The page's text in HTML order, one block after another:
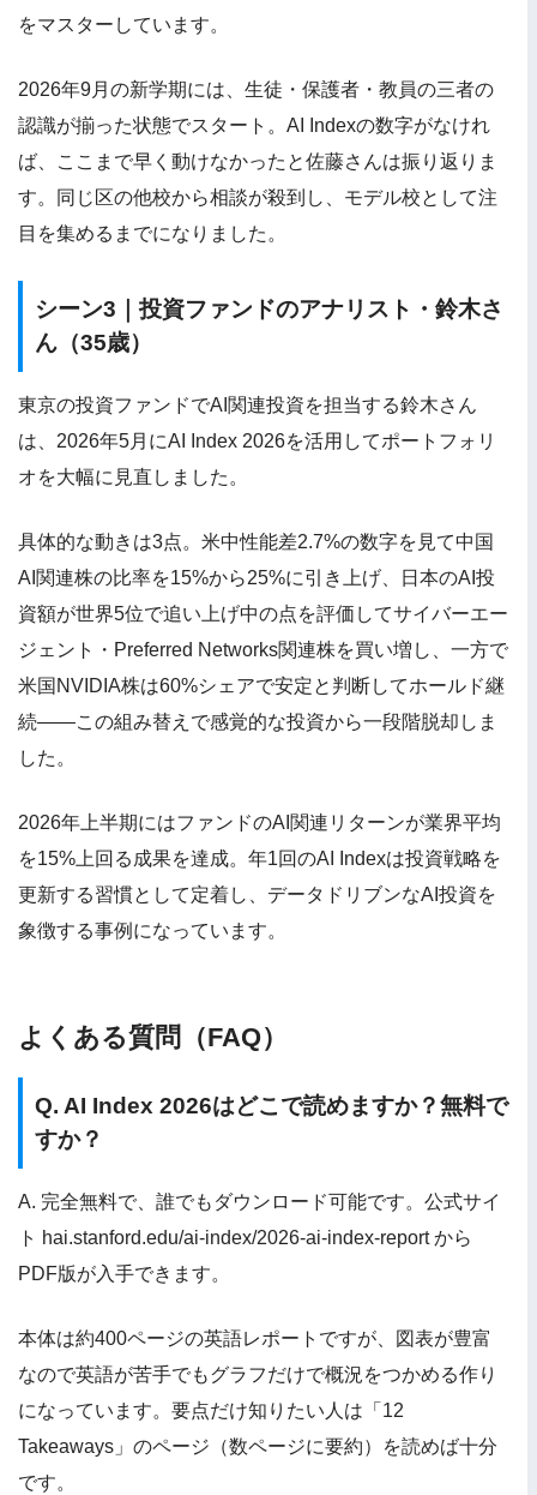
をマスターしています。
2026年9月の新学期には、生徒・保護者・教員の三者の
認識が揃った状態でスタート。AI Indexの数字がなけれ
ば、ここまで早く動けなかったと佐藤さんは振り返りま
す。同じ区の他校から相談が殺到し、モデル校として注
目を集めるまでになりました。
シーン3｜投資ファンドのアナリスト・鈴木さ
ん（35歳）
東京の投資ファンドでAI関連投資を担当する鈴木さん
は、2026年5月にAI Index 2026を活用してポートフォリ
オを大幅に見直しました。
具体的な動きは3点。米中性能差2.7%の数字を見て中国
AI関連株の比率を15%から25%に引き上げ、日本のAI投
資額が世界5位で追い上げ中の点を評価してサイバーエー
ジェント・Preferred Networks関連株を買い増し、一方で
米国NVIDIA株は60%シェアで安定と判断してホールド継
続——この組み替えで感覚的な投資から一段階脱却しま
した。
2026年上半期にはファンドのAI関連リターンが業界平均
を15%上回る成果を達成。年1回のAI Indexは投資戦略を
更新する習慣として定着し、データドリブンなAI投資を
象徴する事例になっています。
よくある質問（FAQ）
Q. AI Index 2026はどこで読めますか？無料で
すか？
A. 完全無料で、誰でもダウンロード可能です。公式サイ
ト hai.stanford.edu/ai-index/2026-ai-index-report から
PDF版が入手できます。
本体は約400ページの英語レポートですが、図表が豊富
なので英語が苦手でもグラフだけで概況をつかめる作り
になっています。要点だけ知りたい人は「12
Takeaways」のページ（数ページに要約）を読めば十分
です。